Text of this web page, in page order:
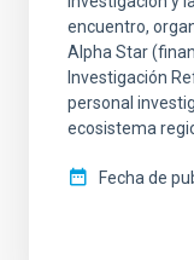
encuentro,
Alpha Star
Investigación
personal
ecosistema
Fecha de